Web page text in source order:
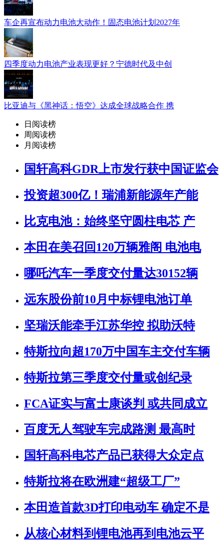
车企再宣布动力电池大动作！固态电池计划2027年
四季度动力电池产业表现更好？宁德时代及中创
比亚迪与《黑神话：悟空》达成全球战略合作 携
日阅读榜
周阅读榜
月阅读榜
国轩高科GDR上市发行获中国证监会
投资超300亿！瑞浦新能源年产能
比克电池：始终坚守圆柱电芯 产
本田在美召回120万辆雅阁 电池电
哪吒汽车一季度交付量达30152辆
远东股份前10月中标锂电池订单
坚瑞沃能牵手江苏华控 拟助沃特
特斯拉向超170万中国车主交付车辆
特斯拉第三季度交付量或创纪录
FCA证实与富士康谈判 或共同成立
百度无人驾驶车完成路测 最高时
国轩高科电芯产品已获得大众定点
特斯拉将在欧洲建“超级工厂”
本田造首款3D打印电动车 确定不是
从核心材料到锂电池再到电池云平